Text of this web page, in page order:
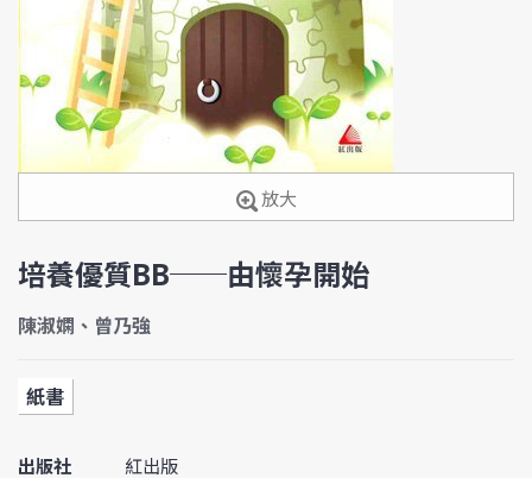
放大
培養優質BB──由懷孕開始
陳淑嫻、曾乃強
紙書
出版社
紅出版